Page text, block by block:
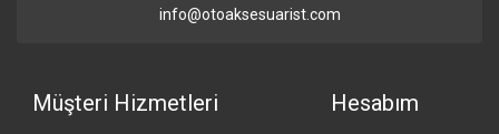
info@otoaksesuarist.com
Müşteri Hizmetleri Hesabım